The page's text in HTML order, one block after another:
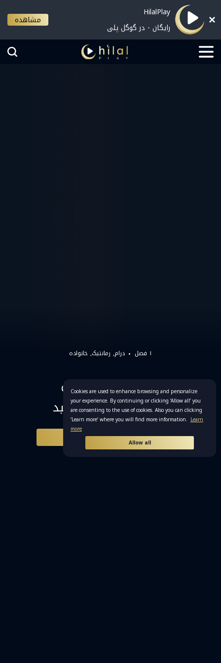
HilalPlay
رایگان - در گوگل پلی
مشاهده
۱ فصل درام رمانتیک خانواده
HilalPlay را در تلفن
همراه خود تماشا کنید
هم اکنون دانلود کن
Cookies are used to enhance browsing and personalize
your experience. By continuing or clicking ‘Allow all’ you
are consenting to the use of cookies. Also you can clicking
‘Learn more’ where you will find more information. Learn
more
Allow all